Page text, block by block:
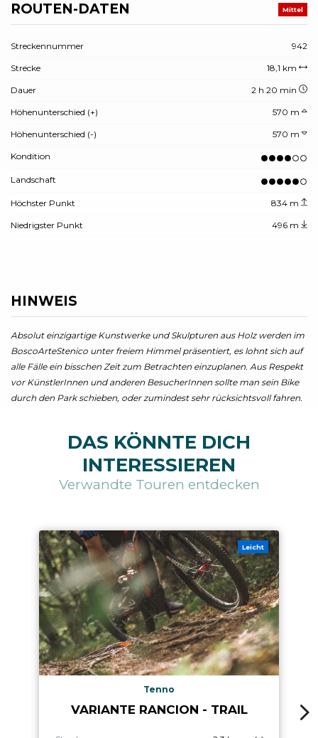
ROUTEN-DATEN Mittel
Streckennummer 942
Strecke 18,1 km
Dauer 2 h 20 min
Höhenunterschied (+) 570 m
Höhenunterschied (-) 570 m
Kondition
Landschaft
Höchster Punkt 834 m
Niedrigster Punkt 496 m
HINWEIS
Absolut einzigartige Kunstwerke und Skulpturen aus Holz werden im
BoscoArteStenico unter freiem Himmel präsentiert, es lohnt sich auf
alle Fälle ein bisschen Zeit zum Betrachten einzuplanen. Aus Respekt
vor KünstlerInnen und anderen BesucherInnen sollte man sein Bike
durch den Park schieben, oder zumindest sehr rücksichtsvoll fahren.
DAS KÖNNTE DICH
INTERESSIEREN
Verwandte Touren entdecken
Leicht
Tenno
VARIANTE RANCION - TRAIL